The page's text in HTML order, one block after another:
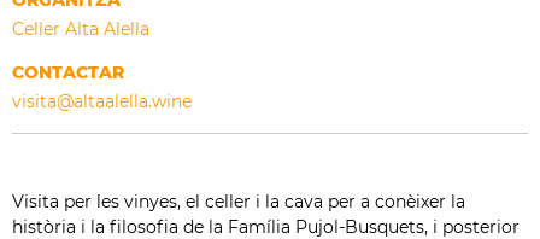
Celler Alta Alella
CONTACTAR
visita@altaalella.wine
Visita per les vinyes, el celler i la cava per a conèixer la
història i la filosofia de la Família Pujol-Busquets, i posterior